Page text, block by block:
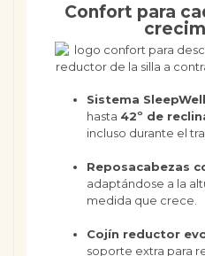
Confort para
Sistema
hasta 42º de
incluso durante el
Reposacabezas
adaptándose a la
medida que crece.
Cojín reductor
soporte extra para